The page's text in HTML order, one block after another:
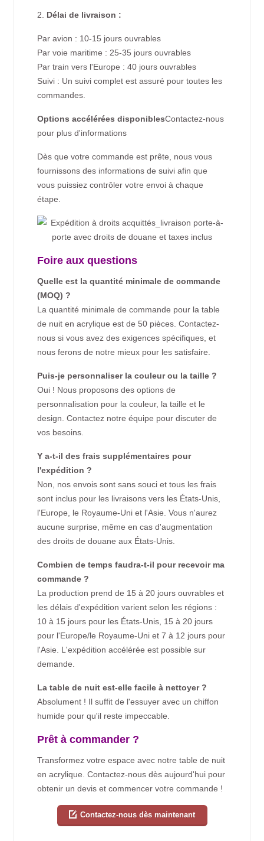
2. Délai de livraison :
Par avion : 10-15 jours ouvrables
Par voie maritime : 25-35 jours ouvrables
Par train vers l'Europe : 40 jours ouvrables
Suivi : Un suivi complet est assuré pour toutes les
commandes.
Options accélérées disponiblesContactez-nous
pour plus d'informations
Dès que votre commande est prête, nous vous
fournissons des informations de suivi afin que
vous puissiez contrôler votre envoi à chaque
étape.
Foire aux questions
Quelle est la quantité minimale de commande
(MOQ) ?
La quantité minimale de commande pour la table
de nuit en acrylique est de 50 pièces. Contactez-
nous si vous avez des exigences spécifiques, et
nous ferons de notre mieux pour les satisfaire.
Puis-je personnaliser la couleur ou la taille ?
Oui ! Nous proposons des options de
personnalisation pour la couleur, la taille et le
design. Contactez notre équipe pour discuter de
vos besoins.
Y a-t-il des frais supplémentaires pour
l'expédition ?
Non, nos envois sont sans souci et tous les frais
sont inclus pour les livraisons vers les États-Unis,
l'Europe, le Royaume-Uni et l'Asie. Vous n'aurez
aucune surprise, même en cas d'augmentation
des droits de douane aux États-Unis.
Combien de temps faudra-t-il pour recevoir ma
commande ?
La production prend de 15 à 20 jours ouvrables et
les délais d'expédition varient selon les régions :
10 à 15 jours pour les États-Unis, 15 à 20 jours
pour l'Europe/le Royaume-Uni et 7 à 12 jours pour
l'Asie. L'expédition accélérée est possible sur
demande.
La table de nuit est-elle facile à nettoyer ?
Absolument ! Il suffit de l'essuyer avec un chiffon
humide pour qu'il reste impeccable.
Prêt à commander ?
Transformez votre espace avec notre table de nuit
en acrylique. Contactez-nous dès aujourd'hui pour
obtenir un devis et commencer votre commande !
Contactez-nous dès maintenant